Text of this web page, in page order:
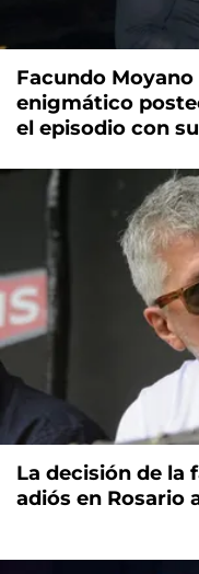
Facundo
enigmático
el episodio con
La decisión de la
adiós en Rosario